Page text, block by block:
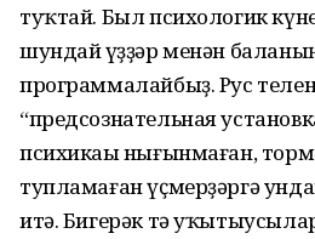
туҡтай. Был психологик
шундай һүҙҙәр менән
программалайбыҙ. Рус
“предсознательная
психикаһы нығынмаған,
тупламаған үҫмерҙәргә
итә. Бигерәк тә